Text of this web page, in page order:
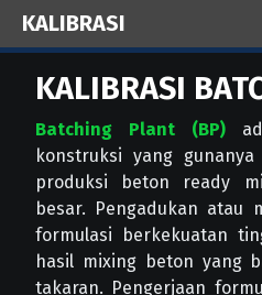
KALIBRASI
Batching Plant (BP)
konstruksi yang
produksi beton ready
besar. Pengadukan atau
formulasi berkekuatan
hasil mixing beton yang
takaran. Pengerjaan
KALIBRASI